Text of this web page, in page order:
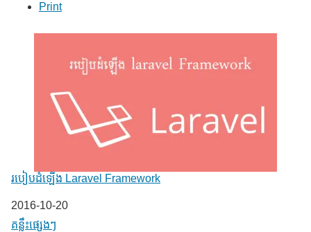
Print
របៀបដំឡើង Laravel Framework
Date
2016-10-20
In relation to
គន្លឹះផ្សេងៗ